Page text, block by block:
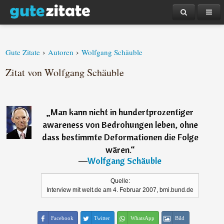
Gute Zitate › Autoren › Wolfgang Schäuble
Zitat von Wolfgang Schäuble
„Man kann nicht in hundertprozentiger
awareness von Bedrohungen leben, ohne
dass bestimmte Deformationen die Folge
wären.“
―Wolfgang Schäuble
Quelle:
Interview mit welt.de am 4. Februar 2007, bmi.bund.de
Facebook Twitter WhatsApp Bild